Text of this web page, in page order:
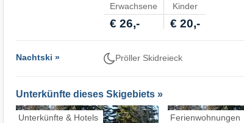
Erwachsene Kinder
€ 26,- € 20,-
Nachtski » Pröller Skidreieck
Unterkünfte dieses Skigebiets »
Unterkünfte & Hotels Ferienwohnungen